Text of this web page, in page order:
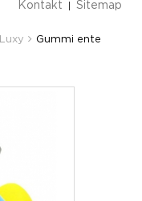
Kontakt Sitemap
Luxy Gummi ente